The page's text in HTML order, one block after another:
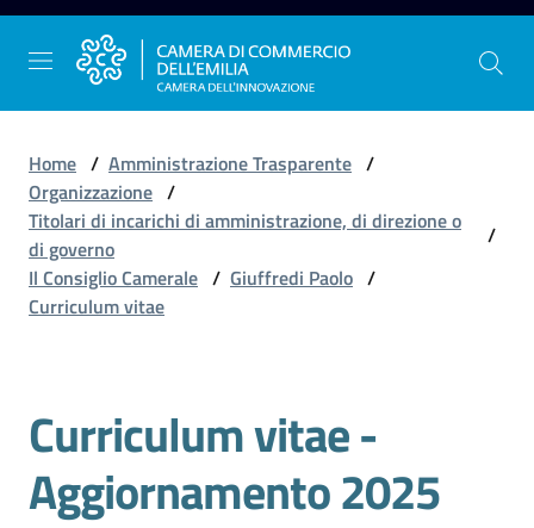
Vai al contenuto
Vai alla navigazione
Vai al footer
La
Camera
dell'Emilia
l'impresa
Promuovere
Home / Amministrazione Trasparente /
Organizzazione /
Titolari di incarichi di amministrazione, di direzione o
di governo
/
Il Consiglio Camerale / Giuffredi Paolo /
Curriculum vitae
Curriculum vitae -
Aggiornamento 2025